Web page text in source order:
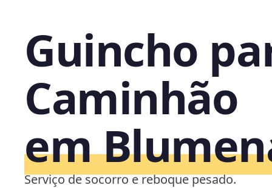
Guincho
Caminhão
em
Serviço de socorro e reboque pesado.